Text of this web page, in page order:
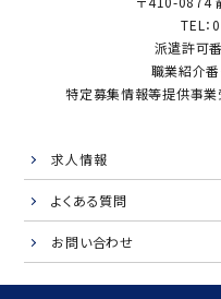
TEL
派遣許可
職業紹介
特定募集情報等提供事業
求人情報
よくある質問
お問い合わせ